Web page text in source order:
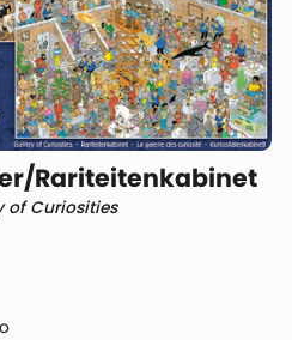
Rariteitenkabinet
of Curiosities